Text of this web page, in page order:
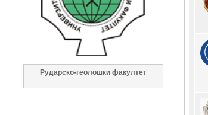
Рударско-геолошки факултет